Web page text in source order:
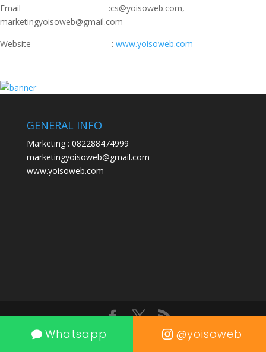
Email :cs@yoisoweb.com,
marketingyoisoweb@gmail.com
Website : www.yoisoweb.com
Whatsapp @yoisoweb
GENERAL INFO
Marketing : 082288474999
marketingyoisoweb@gmail.com
www.yoisoweb.com
Designed by Yoisoweb.com